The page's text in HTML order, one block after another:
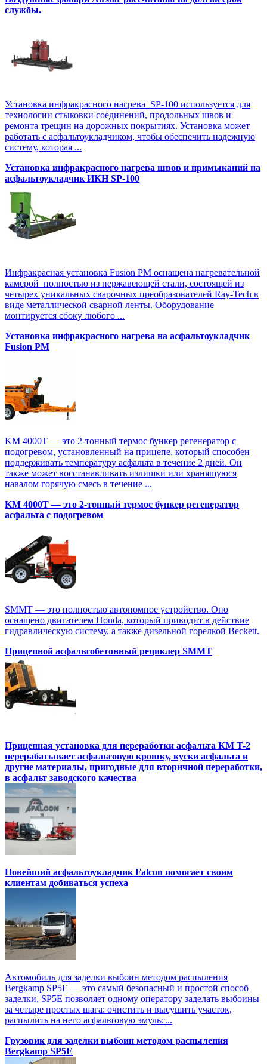
службы.
Установка инфракрасного нагрева SP-100 используется для
технологии стыковки соединений, продольных швов и
ремонта трещин на дорожных покрытиях. Установка может
работать с асфальтоукладчиком, чтобы обеспечить надежную
систему, которая ...
Установка инфракрасного нагрева швов и примыканий на
асфальтоукладчик ИКН SP-100
Инфракрасная установка Fusion PM оснащена нагревательной
камерой полностью из нержавеющей стали, состоящей из
четырех уникальных сварочных преобразователей Ray-Tech в
виде металлической сварной ленты. Оборудование
монтируется сбоку любого ...
Установка инфракрасного нагрева на асфальтоукладчик
Fusion PM
KM 4000T — это 2-тонный термос бункер регенератор с
подогревом, установленный на прицепе, который способен
поддерживать температуру асфальта в течение 2 дней. Он
также может восстанавливать излишки или хранящуюся
навалом горячую смесь в течение ...
KM 4000T — это 2-тонный термос бункер регенератор
асфальта с подогревом
SMMT — это полностью автономное устройство. Оно
оснащено двигателем Honda, который приводит в действие
гидравлическую систему, а также дизельной горелкой Beckett.
Прицепной асфальтобетонный рециклер SMMT
Прицепная установка для переработки асфальта KM T-2
перерабатывает асфальтовую крошку, куски асфальта и
другие материалы, пригодные для вторичной переработки,
в асфальт заводского качества
Новейший асфальтоукладчик Falcon помогает своим
клиентам добиваться успеха
Автомобиль для заделки выбоин методом распыления
Bergkamp SP5E — это самый безопасный и простой способ
заделки. SP5E позволяет одному оператору заделать выбоины
за четыре простых шага: очистить и высушить участок,
распылить на него асфальтовую эмульс...
Грузовик для заделки выбоин методом распыления
Bergkamp SP5E